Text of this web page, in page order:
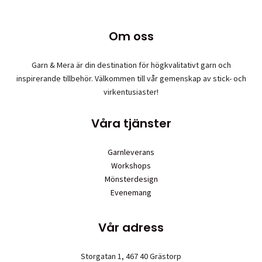
olika
alternativen
Om oss
Garn & Mera är din destination för högkvalitativt garn och
inspirerande tillbehör. Välkommen till vår gemenskap av stick- och
virkentusiaster!
Våra tjänster
Garnleverans
Workshops
Mönsterdesign
Evenemang
Vår adress
Storgatan 1, 467 40 Grästorp